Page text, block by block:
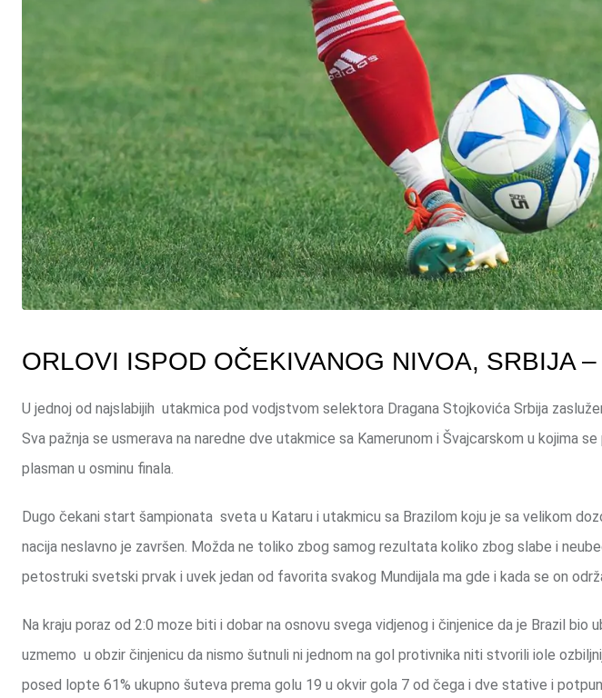
ORLOVI ISPOD OČEKIVANOG NIVOA, SRBIJA
U jednoj od najslabijih utakmica pod vodjstvom selektora Dragana Stojkovića Srbija
Sva pažnja se usmerava na naredne dve utakmice sa Kamerunom i Švajcarskom u kojima
plasman u osminu finala.
Dugo čekani start šampionata sveta u Kataru i utakmicu sa Brazilom koju je sa velikom
nacija neslavno je završen. Možda ne toliko zbog samog rezultata koliko zbog slabe i
petostruki svetski prvak i uvek jedan od favorita svakog Mundijala ma gde i kada se on
Na kraju poraz od 2:0 moze biti i dobar na osnovu svega vidjenog i činjenice da je Brazil bio
uzmemo u obzir činjenicu da nismo šutnuli ni jednom na gol protivnika niti stvorili iole
posed lopte 61% ukupno šuteva prema golu 19 u okvir gola 7 od čega i dve stative i